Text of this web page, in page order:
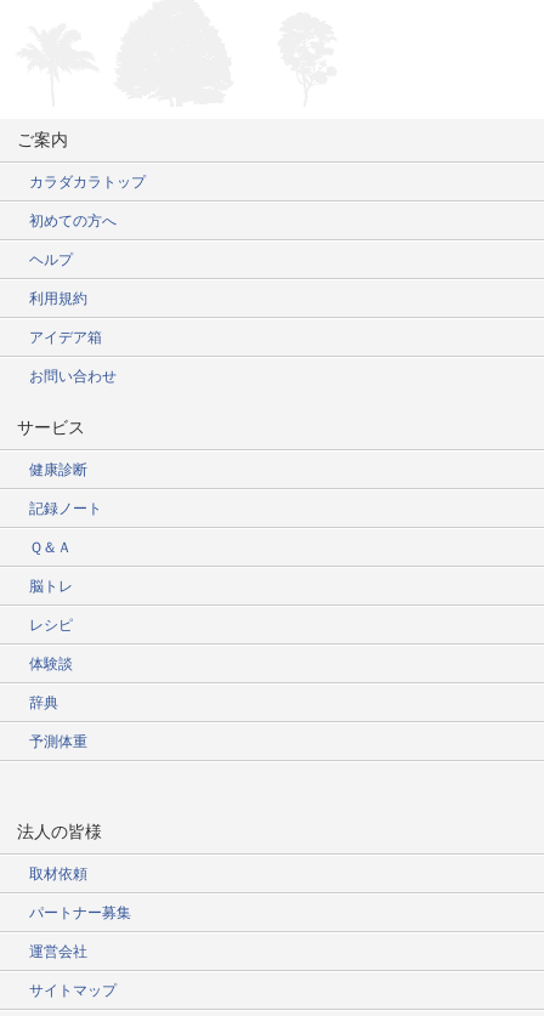
ご案内
カラダカラトップ
初めての方へ
ヘルプ
利用規約
アイデア箱
お問い合わせ
サービス
健康診断
記録ノート
Ｑ＆Ａ
脳トレ
レシピ
体験談
辞典
予測体重
法人の皆様
取材依頼
パートナー募集
運営会社
サイトマップ